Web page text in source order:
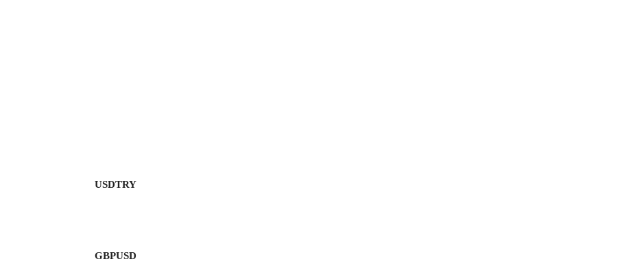
USDTRY
GBPUSD